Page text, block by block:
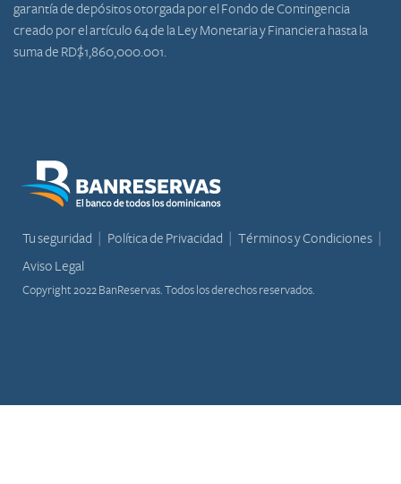
garantía de depósitos otorgada por el Fondo de Contingencia
creado por el artículo 64 de la Ley Monetaria y Financiera hasta la
suma de RD$1,860,000.001.
Tu seguridad Política de Privacidad
Términos y Condiciones
Aviso Legal
Copyright 2022 BanReservas. Todos los derechos reservados.